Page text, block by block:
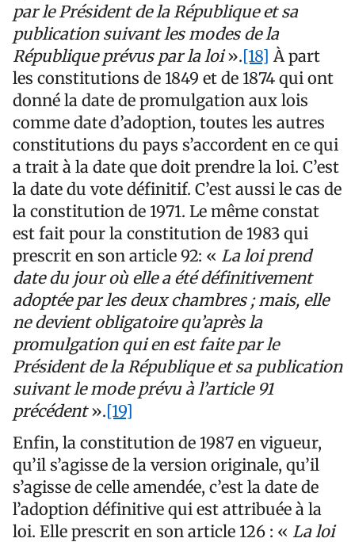
par le Président de la République et sa
publication suivant les modes de la
République prévus par la loi».[18] À part
les constitutions de 1849 et de 1874 qui ont
donné la date de promulgation aux lois
comme date d’adoption, toutes les autres
constitutions du pays s’accordent en ce qui
a trait à la date que doit prendre la loi. C’est
la date du vote définitif. C’est aussi le cas de
la constitution de 1971. Le même constat
est fait pour la constitution de 1983 qui
prescrit en son article 92: « La loi prend
date du jour où elle a été définitivement
adoptée par les deux chambres ; mais, elle
ne devient obligatoire qu’après la
promulgation qui en est faite par le
Président de la République et sa publication
suivant le mode prévu à l’article 91
précédent».[19]
Enfin, la constitution de 1987 en vigueur,
qu’il s’agisse de la version originale, qu’il
s’agisse de celle amendée, c’est la date de
l’adoption définitive qui est attribuée à la
loi. Elle prescrit en son article 126 : « La loi